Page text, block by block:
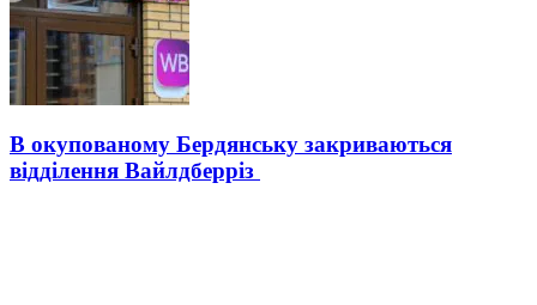
В окупованому Бердянську закриваються
відділення Вайлдберріз